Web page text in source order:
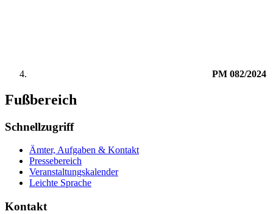
PM 082/2024
Fußbereich
Schnellzugriff
Ämter, Aufgaben & Kontakt
Pressebereich
Veranstaltungskalender
Leichte Sprache
Kontakt